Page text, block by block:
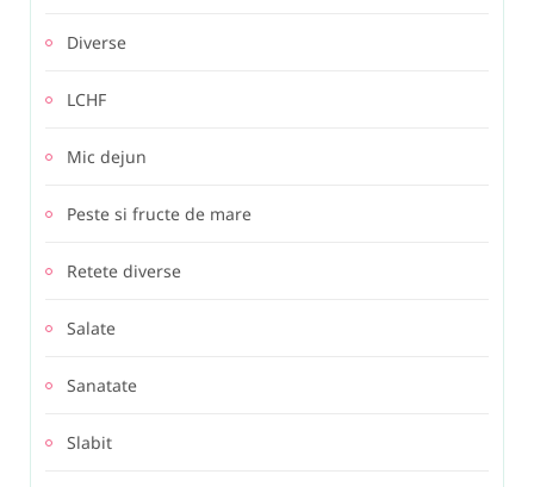
Diverse
LCHF
Mic dejun
Peste si fructe de mare
Retete diverse
Salate
Sanatate
Slabit